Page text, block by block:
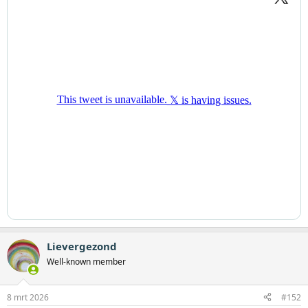
korte tijd uitgegroeid tot de landelijke beweging Smartphonevrij
de bereikbaarheid, is geen telefoon meer, maar een supercomputer
Tijdens hun zoektocht ontdekten de ouders dat vergelijkbare
initiatieven ook in andere landen ontstonden. In onder meer het
Verenigd Koninkrijk groeide de beweging Smartphone Free
Childhood, die ouders stimuleert gezamenlijk afspraken te maken
over uitstel. Die internationale herkenning gaf het Nederlandse
initiatief een extra zet.
Lievergezond
Well-known member
8 mrt 2026 #152